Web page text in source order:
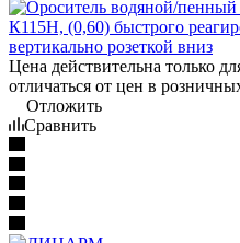
Цена действительна только
отличаться от цен в
Отложить
Сравнить